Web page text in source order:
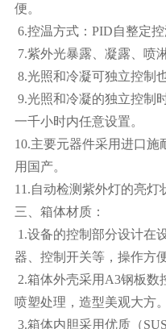
便。
6.控温方式：PID自整定控
7.紫外光暴露、凝露、喷
8.光照和冷凝可独立控制
9.光照和冷凝的独立控制
一千小时内任意设置。
10.主要元器件采用进口
用国产。
11.自动检测紫外灯的亮灯
三、箱体材质：
1.设备的控制部分设计在
器、控制开关等，操作方
2.箱体外壳采用A3钢板数
喷塑处理，造型美观大方。
3.箱体内胆采用优质（